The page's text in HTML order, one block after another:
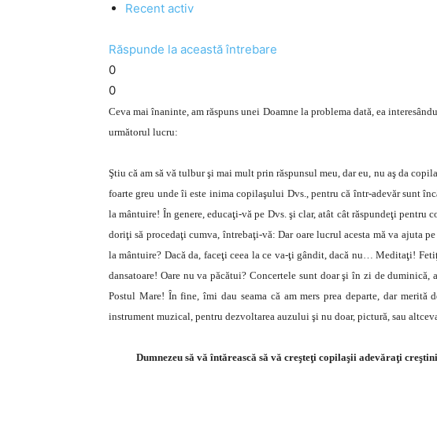
Recent activ
Răspunde la această întrebare
0
0
Ceva mai înaninte, am răspuns unei Doamne la problema dată, ea
următorul lucru:
Ştiu că am să vă tulbur şi mai mult prin răspunsul meu, dar eu, nu aş da
foarte greu unde îi este inima copilaşului Dvs., pentru că într-adevăr sunt
la mântuire! În genere, educaţi-vă pe Dvs. şi clar, atât cât răspundeţi pentru
doriţi să procedaţi cumva, întrebaţi-vă: Dar oare lucrul acesta mă va ajuta
la mântuire? Dacă da, faceţi ceea la ce va-ţi gândit, dacă nu… Meditaţi!
dansatoare! Oare nu va păcătui? Concertele sunt doar şi în zi de
Postul Mare! În fine, îmi dau seama că am mers prea departe, dar
instrument muzical, pentru dezvoltarea auzului şi nu doar, pictură, sau
Dumnezeu să vă întărească să vă creşteţi copilaşii adevăraţi